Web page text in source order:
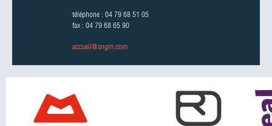
téléphone : 04 79 68 51 05
fax : 04 79 68 65 90
accueil@sngm.com